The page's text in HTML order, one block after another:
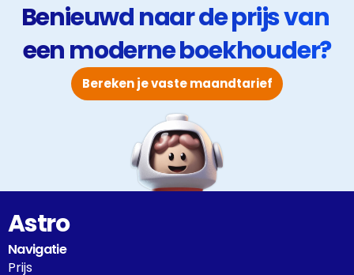
Benieuwd naar de prijs van
een moderne boekhouder?
Bereken je vaste maandtarief
Astro
Navigatie
Prijs